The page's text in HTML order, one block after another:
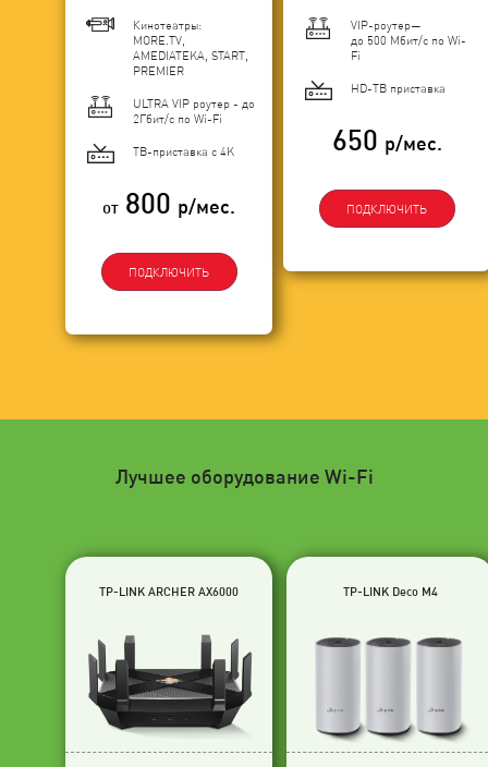
Кинотеатры:
MORE.TV,
AMEDIATEKA, START,
PREMIER
ULTRA VIP роутер - до
2Гбит/c по Wi-Fi
ТВ-приставка с 4K
от 800 р/мес.
ПОДКЛЮЧИТЬ
VIP-роутер—
до 500 Мбит/с по Wi-
Fi
HD-ТВ приставка
650 р/мес.
ПОДКЛЮЧИТЬ
Лучшее оборудование Wi-Fi
TP-LINK ARCHER AX6000 TP-LINK Deco M4